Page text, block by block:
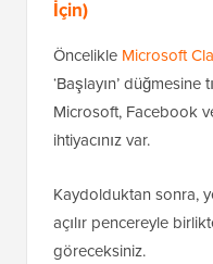
İçin)
Öncelikle Microsoft
‘Başlayın’
Microsoft, Facebook
ihtiyacınız var.
Kaydolduktan sonra,
açılır pencereyle
göreceksiniz.